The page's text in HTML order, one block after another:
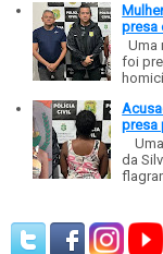
presa
Uma
foi
presa
Uma
da